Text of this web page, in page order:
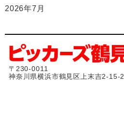
2026年7月
〒230-0011
神奈川県横浜市鶴見区上末吉2-15-2